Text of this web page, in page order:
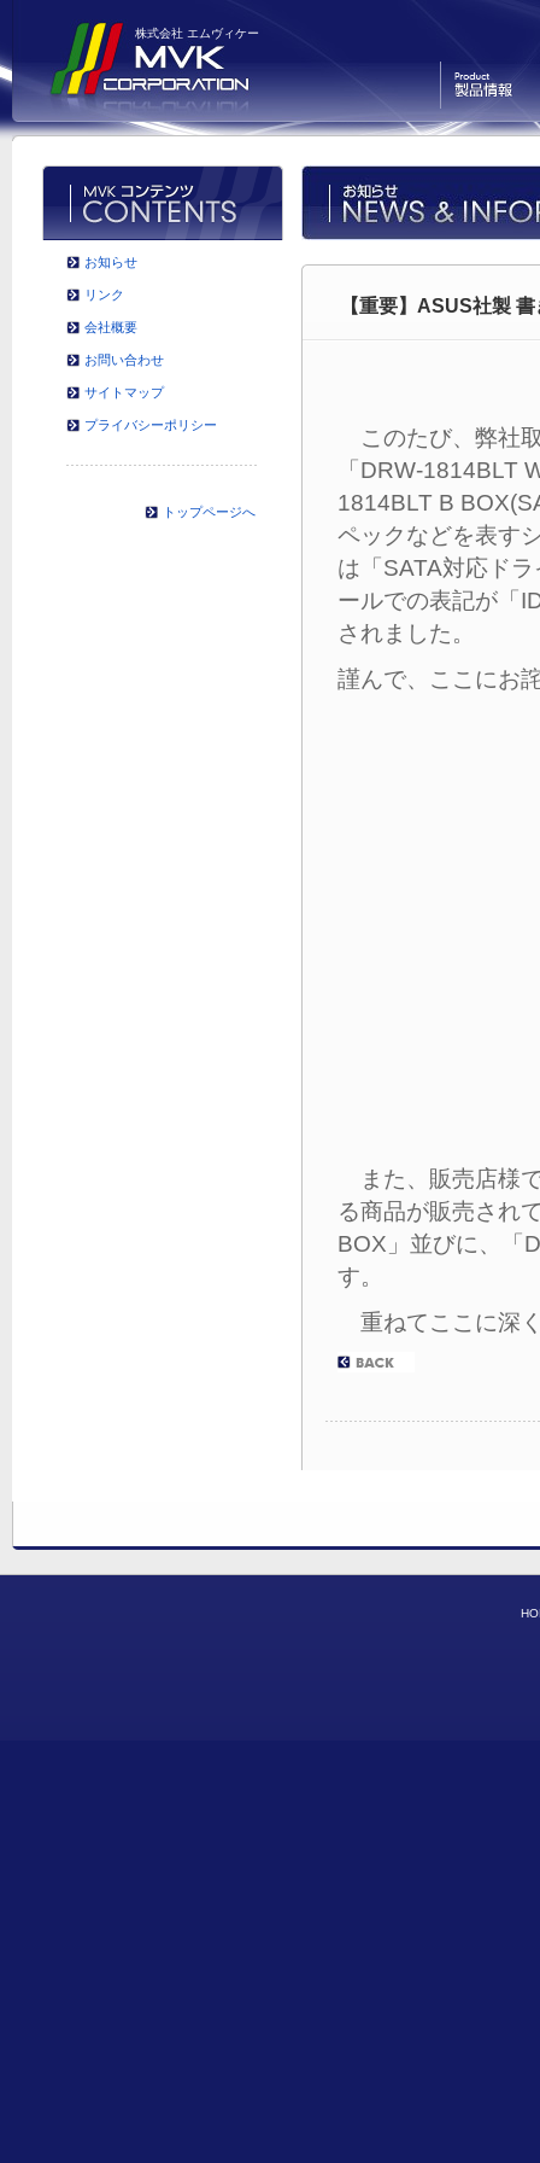
株式会社 エムヴィケー
【重要】ASUS社製
このたび、弊社
「DRW-1814BLT
1814BLT B
ペックなどを表す
は「SATA対応ド
ールでの表記が「
されました。
謹んで、ここにお
また、販売店様
る商品が販売され
BOX」並びに、「
す。
重ねてここに深
お知らせ
リンク
会社概要
お問い合わせ
サイトマップ
プライバシーポリシー
トップページへ